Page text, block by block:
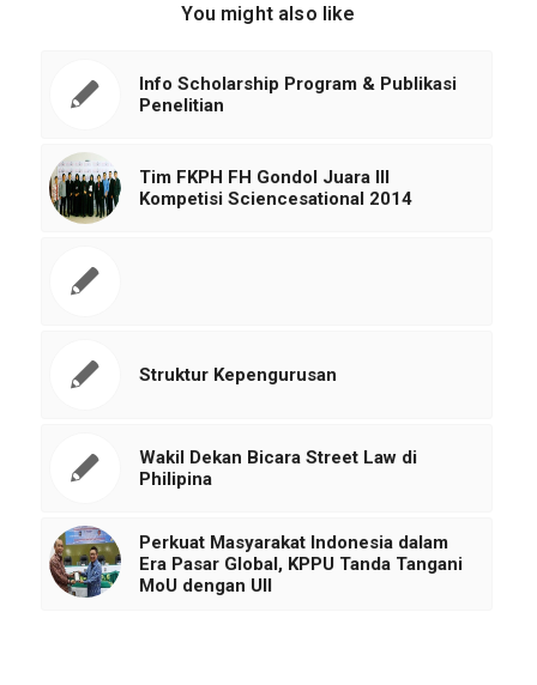
You might also like
Info Scholarship Program & Publikasi
Penelitian
Tim FKPH FH Gondol Juara III
Kompetisi Sciencesational 2014
Struktur Kepengurusan
Wakil Dekan Bicara Street Law di
Philipina
Perkuat Masyarakat Indonesia dalam
Era Pasar Global, KPPU Tanda Tangani
MoU dengan UII